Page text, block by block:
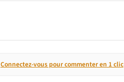
Connectez-vous pour commenter en 1 clic